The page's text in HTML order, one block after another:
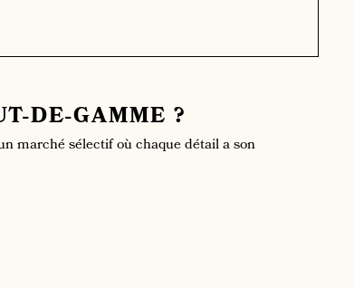
DE-GAMME ?
marché sélectif où chaque détail a son